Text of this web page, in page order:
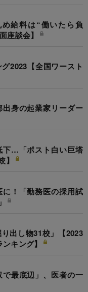
給料は“働いたら負
座談会】
2023【全国ワースト
出身の起業家リーダー
下…「ポスト白い巨塔
】
！「勤務医の採用試
出し物31校」【2023
キング】
最底辺」、医者の一